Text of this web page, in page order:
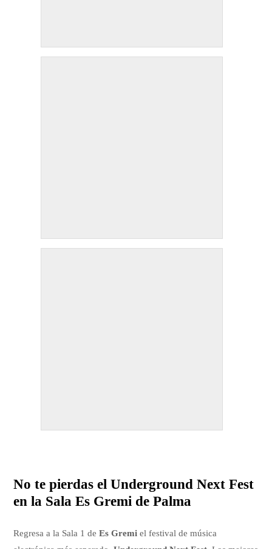
No te pierdas el Underground Next Fest
en la Sala Es Gremi de Palma
Regresa a la Sala 1 deEs Gremi el festival de música